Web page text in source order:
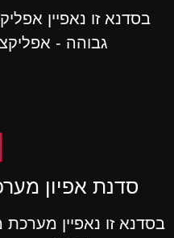
בסדנא זו נאפיין
גבוהה -
סדנת אפיון